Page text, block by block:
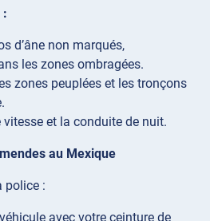
:
d’âne non marqués,
les zones ombragées.
zones peuplées et les tronçons
vitesse et la conduite de nuit.
au Mexique
police :
avec votre ceinture de